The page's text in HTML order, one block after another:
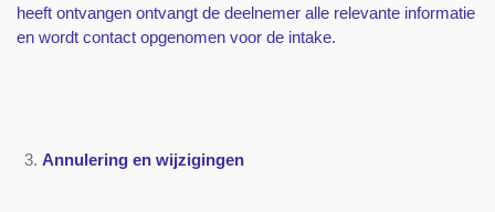
heeft ontvangen ontvangt de deelnemer alle relevante informatie
en wordt contact opgenomen voor de intake.
Annulering en wijzigingen